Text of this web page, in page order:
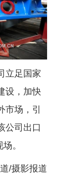
立足国家
设，加快
场，引
公司出口
。
/摄影报道